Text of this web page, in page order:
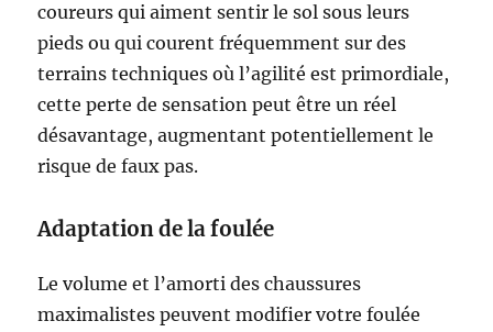
coureurs qui aiment sentir le sol sous leurs
pieds ou qui courent fréquemment sur des
terrains techniques où l’agilité est primordiale,
cette perte de sensation peut être un réel
désavantage, augmentant potentiellement le
risque de faux pas.
Adaptation de la foulée
Le volume et l’amorti des chaussures
maximalistes peuvent modifier votre foulée